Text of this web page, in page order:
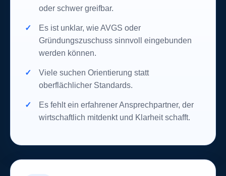
oder schwer greifbar.
Es ist unklar, wie AVGS oder
Gründungszuschuss sinnvoll eingebunden
werden können.
Viele suchen Orientierung statt
oberflächlicher Standards.
Es fehlt ein erfahrener Ansprechpartner, der
wirtschaftlich mitdenkt und Klarheit schafft.